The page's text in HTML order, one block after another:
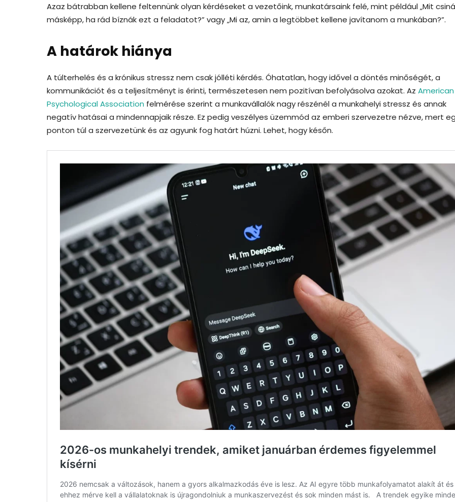
Azaz bátrabban kellene feltennünk olyan kérdéseket a vezetőink, munkatársaink felé, mint például „Mit
másképp, ha rád bíznák ezt a feladatot?” vagy „Mi az, amin a legtöbbet kellene javítanom a munkában?”.
A határok hiánya
A túlterhelés és a krónikus stressz nem csak jólléti kérdés. Óhatatlan, hogy idővel a döntés minőségét, a
kommunikációt és a teljesítményt is érinti, természetesen nem pozitívan befolyásolva azokat. Az American
Psychological Association felmérése szerint a munkavállalók nagy részénél a munkahelyi stressz és annak
negatív hatásai a mindennapjaik része. Ez pedig veszélyes üzemmód az emberi szervezetre nézve, mert
ponton túl a szervezetünk és az agyunk fog határt húzni. Lehet, hogy későn.